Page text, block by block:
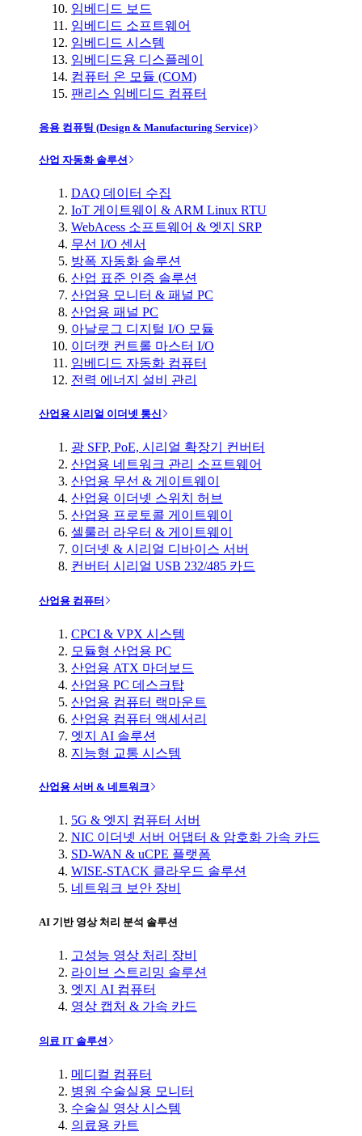
임베디드 보드
임베디드 소프트웨어
임베디드 시스템
임베디드용 디스플레이
컴퓨터 온 모듈 (COM)
팬리스 임베디드 컴퓨터
응용 컴퓨팅 (Design & Manufacturing Service)
산업 자동화 솔루션
DAQ 데이터 수집
IoT 게이트웨이 & ARM Linux RTU
WebAcess 소프트웨어 & 엣지 SRP
무선 I/O 센서
방폭 자동화 솔루션
산업 표준 인증 솔루션
산업용 모니터 & 패널 PC
산업용 패널 PC
아날로그 디지털 I/O 모듈
이더캣 컨트롤 마스터 I/O
임베디드 자동화 컴퓨터
전력 에너지 설비 관리
산업용 시리얼 이더넷 통신
광 SFP, PoE, 시리얼 확장기 컨버터
산업용 네트워크 관리 소프트웨어
산업용 무선 & 게이트웨이
산업용 이더넷 스위치 허브
산업용 프로토콜 게이트웨이
셀룰러 라우터 & 게이트웨이
이더넷 & 시리얼 디바이스 서버
컨버터 시리얼 USB 232/485 카드
산업용 컴퓨터
CPCI & VPX 시스템
모듈형 산업용 PC
산업용 ATX 마더보드
산업용 PC 데스크탑
산업용 컴퓨터 랙마운트
산업용 컴퓨터 액세서리
엣지 AI 솔루션
지능형 교통 시스템
산업용 서버 & 네트워크
5G & 엣지 컴퓨터 서버
NIC 이더넷 서버 어댑터 & 암호화 가속 카드
SD-WAN & uCPE 플랫폼
WISE-STACK 클라우드 솔루션
네트워크 보안 장비
AI 기반 영상 처리 분석 솔루션
고성능 영상 처리 장비
라이브 스트리밍 솔루션
엣지 AI 컴퓨터
영상 캡처 & 가속 카드
의료 IT 솔루션
메디컬 컴퓨터
병원 수술실용 모니터
수술실 영상 시스템
의료용 카트